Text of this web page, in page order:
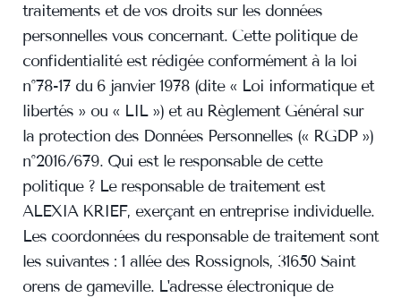
traitements et de vos droits sur les données
personnelles vous concernant. Cette politique de
confidentialité est rédigée conformément à la loi
n°78-17 du 6 janvier 1978 (dite « Loi informatique et
libertés » ou « LIL ») et au Règlement Général sur
la protection des Données Personnelles (« RGDP »)
n°2016/679. Qui est le responsable de cette
politique ? Le responsable de traitement est
ALEXIA KRIEF, exerçant en entreprise individuelle.
Les coordonnées du responsable de traitement sont
les suivantes : 1 allée des Rossignols, 31650 Saint
orens de gameville. L'adresse électronique de